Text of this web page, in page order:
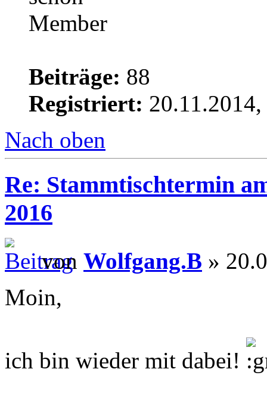
Beiträge: 88
Registriert:
Nach oben
Re: Stammtischtermin
2016
von Wolfgang.B »
Moin,
ich bin wieder mit dabei!